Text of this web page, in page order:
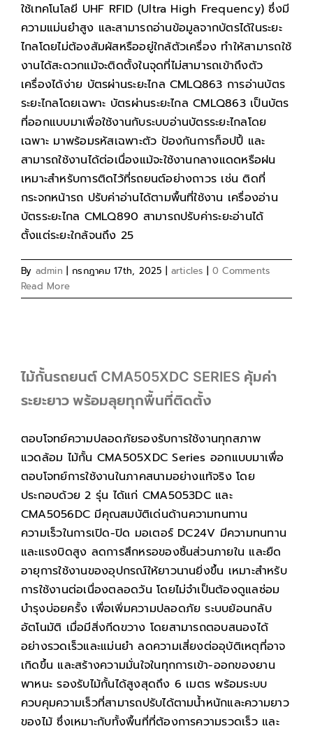
ใช้เทคโนโลยี UHF RFID (Ultra High Frequency) ซึ่งมี
ความแม่นยำสูง และสามารถอ่านข้อมูลจากบัตรได้ในระยะ
ไกลโดยไม่ต้องสัมผัสหรืออยู่ใกล้ตัวเครื่อง ทำให้สามารถใช้
งานได้สะดวกแม้จะติดตั้งในจุดที่ไม่สามารถเข้าถึงตัว
เครื่องได้ง่าย บัตรผ่านระยะไกล CMLQ863 การอ่านบัตร
ระยะไกลโดยเฉพาะ บัตรผ่านระยะไกล CMLQ863 เป็นบัตร
ที่ออกแบบมาเพื่อใช้งานกับระบบอ่านบัตรระยะไกลโดย
เฉพาะ มาพร้อมรหัสเฉพาะตัว ป้องกันการก็อปปี้ และ
สามารถใช้งานได้ต่อเนื่องแม้จะใช้งานกลางแดดหรือฝน
เหมาะสำหรับการติดไว้ที่รถยนต์อย่างถาวร เช่น ติดที่
กระจกหน้ารถ ปรับค่าอ่านได้ตามพื้นที่ใช้งาน เครื่องอ่าน
บัตรระยะไกล CMLQ890 สามารถปรับค่าระยะอ่านได้
ตั้งแต่ระยะใกล้จนถึง 25
By admin | กรกฎาคม 17th, 2025 | articles | 0 Comments
Read More
ไม้กั้นรถยนต์ CMA505XDC SERIES คุ้มค่า
ระยะยาว พร้อมลุยทุกพื้นที่ติดตั้ง
ตอบโจทย์ความปลอดภัยรองรับการใช้งานทุกสภาพ
แวดล้อม ไม้กั้น CMA505XDC Series ออกแบบมาเพื่อ
ตอบโจทย์การใช้งานในภาคสนามอย่างแท้จริง โดย
ประกอบด้วย 2 รุ่น ได้แก่ CMA5053DC และ
CMA5056DC มีคุณสมบัติเด่นด้านความทนทาน
ความเร็วในการเปิด-ปิด มอเตอร์ DC24V มีความทนทาน
และแรงบิดสูง ลดการสึกหรอของชิ้นส่วนภายใน และยืด
อายุการใช้งานของอุปกรณ์ให้ยาวนานยิ่งขึ้น เหมาะสำหรับ
การใช้งานต่อเนื่องตลอดวัน โดยไม่จำเป็นต้องดูแลซ่อม
บำรุงบ่อยครั้ง เพื่อเพิ่มความปลอดภัย ระบบย้อนกลับ
อัตโนมัติ เมื่อมีสิ่งกีดขวาง โดยสามารถตอบสนองได้
อย่างรวดเร็วและแม่นยำ ลดความเสี่ยงต่ออุบัติเหตุที่อาจ
เกิดขึ้น และสร้างความมั่นใจในทุกการเข้า-ออกของยาน
พาหนะ รองรับไม้กั้นได้สูงสุดถึง 6 เมตร พร้อมระบบ
ควบคุมความเร็วที่สามารถปรับได้ตามน้ำหนักและความยาว
ของไม้ ซึ่งเหมาะกับทั้งพื้นที่ที่ต้องการความรวดเร็ว และ